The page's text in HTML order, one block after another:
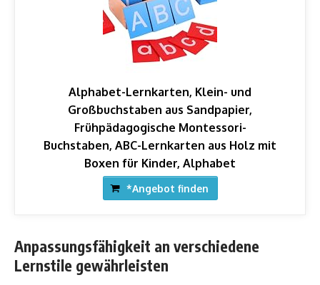
Alphabet-Lernkarten, Klein- und
Großbuchstaben aus Sandpapier,
Frühpädagogische Montessori-
Buchstaben, ABC-Lernkarten aus Holz mit
Boxen für Kinder, Alphabet
*Angebot finden
Anpassungsfähigkeit an verschiedene
Lernstile gewährleisten